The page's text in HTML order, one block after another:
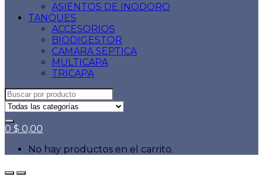
ASIENTOS DE INODORO
TANQUES
ACCESORIOS
BIODIGESTOR
CAMARA SEPTICA
MULTICAPA
TRICAPA
Search
for:
0 $ 0,00
No hay productos en el carrito.